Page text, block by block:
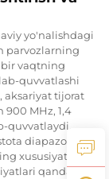
yo'nalishdagi
parvozlarning
vaqtning
quvvatlashi
aksariyat tijorat
MHz, 1,4
quvvatlaydi.
diapazonlari
xususiyatlarini
qanday